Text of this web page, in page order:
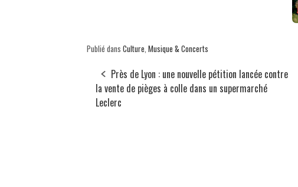
Publié dans Culture Musique & Concerts
Près de Lyon : une nouvelle pétition lancée contre
la vente de pièges à colle dans un supermarché
Leclerc